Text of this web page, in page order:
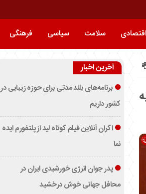
اقتصادی سلامت سیاسی فرهنگی
آخرین اخبار
برنامه‌های بلند مدتی برای حوزه زیبایی در
کشور داریم
اکران آنلاین فیلم کوتاه لید از پلتفورم ایده
نما
پدر جوان انرژی خورشیدی ایران در
محافل جهانی خوش درخشید